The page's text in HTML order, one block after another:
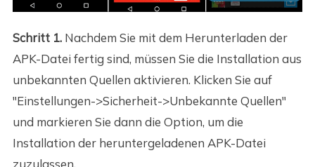
Schritt 1.Nachdem Sie mit dem Herunterladen der
APK-Datei fertig sind, müssen Sie die Installation aus
unbekannten Quellen aktivieren. Klicken Sie auf
"Einstellungen->Sicherheit->Unbekannte Quellen"
und markieren Sie dann die Option, um die
Installation der heruntergeladenen APK-Datei
zuzulassen.